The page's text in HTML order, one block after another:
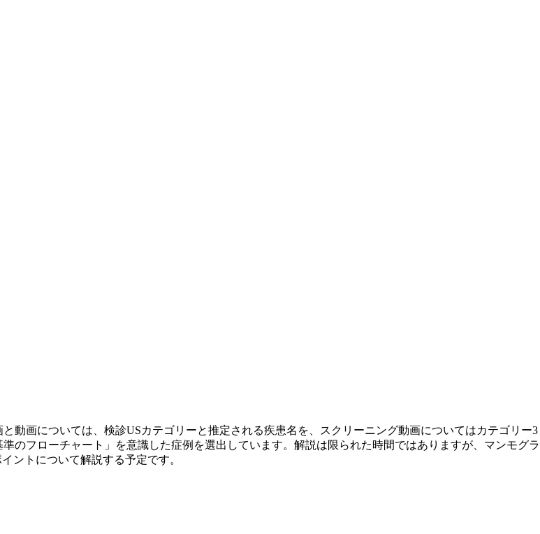
動画については、検診USカテゴリーと推定される疾患名を、スクリーニング動画についてはカテゴリー3
のフローチャート」を意識した症例を選出しています。解説は限られた時間ではありますが、マンモグラ
ントについて解説する予定です。